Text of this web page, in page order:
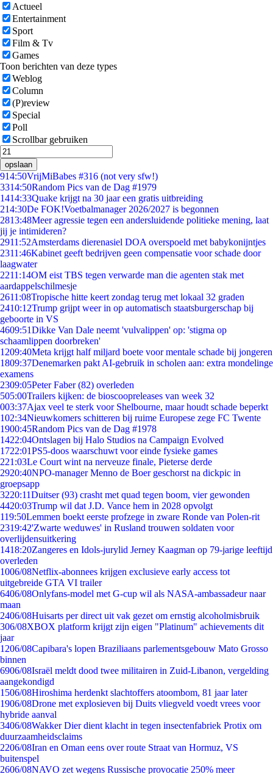
Actueel
Entertainment
Sport
Film & Tv
Games
Toon berichten van deze types
Weblog
Column
(P)review
Special
Poll
Scrollbar gebruiken
opslaan
914:50VrijMiBabes #316 (not very sfw!)
3314:50Random Pics van de Dag #1979
1414:33Quake krijgt na 30 jaar een gratis uitbreiding
214:30De FOK!Voetbalmanager 2026/2027 is begonnen
2813:48Meer agressie tegen een andersluidende politieke mening, laat
jij je intimideren?
2911:52Amsterdams dierenasiel DOA overspoeld met babykonijntjes
2311:46Kabinet geeft bedrijven geen compensatie voor schade door
laagwater
2211:14OM eist TBS tegen verwarde man die agenten stak met
aardappelschilmesje
2611:08Tropische hitte keert zondag terug met lokaal 32 graden
2410:12Trump grijpt weer in op automatisch staatsburgerschap bij
geboorte in VS
4609:51Dikke Van Dale neemt 'vulvalippen' op: 'stigma op
schaamlippen doorbreken'
1209:40Meta krijgt half miljard boete voor mentale schade bij jongeren
1809:37Denemarken pakt AI-gebruik in scholen aan: extra mondelinge
examens
2309:05Peter Faber (82) overleden
505:00Trailers kijken: de bioscoopreleases van week 32
003:37Ajax veel te sterk voor Shelbourne, maar houdt schade beperkt
102:34Nieuwkomers schitteren bij ruime Europese zege FC Twente
1900:45Random Pics van de Dag #1978
1422:04Ontslagen bij Halo Studios na Campaign Evolved
1722:01PS5-doos waarschuwt voor einde fysieke games
221:03Le Court wint na nerveuze finale, Pieterse derde
2920:40NPO-manager Menno de Boer geschorst na dickpic in
groepsapp
3220:11Duitser (93) crasht met quad tegen boom, vier gewonden
4420:03Trump wil dat J.D. Vance hem in 2028 opvolgt
119:50Lemmen boekt eerste profzege in zware Ronde van Polen-rit
2319:42'Zwarte weduwes' in Rusland trouwen soldaten voor
overlijdensuitkering
1418:20Zangeres en Idols-jurylid Jerney Kaagman op 79-jarige leeftijd
overleden
1006/08Netflix-abonnees krijgen exclusieve early access tot
uitgebreide GTA VI trailer
6406/08Onlyfans-model met G-cup wil als NASA-ambassadeur naar
maan
2406/08Huisarts per direct uit vak gezet om ernstig alcoholmisbruik
306/08XBOX platform krijgt zijn eigen "Platinum" achievements dit
jaar
1206/08Capibara's lopen Braziliaans parlementsgebouw Mato Grosso
binnen
6906/08Israël meldt dood twee militairen in Zuid-Libanon, vergelding
aangekondigd
1506/08Hiroshima herdenkt slachtoffers atoombom, 81 jaar later
1906/08Drone met explosieven bij Duits vliegveld voedt vrees voor
hybride aanval
3406/08Wakker Dier dient klacht in tegen insectenfabriek Protix om
duurzaamheidsclaims
2206/08Iran en Oman eens over route Straat van Hormuz, VS
buitenspel
2606/08NAVO zet wegens Russische provocatie 250% meer